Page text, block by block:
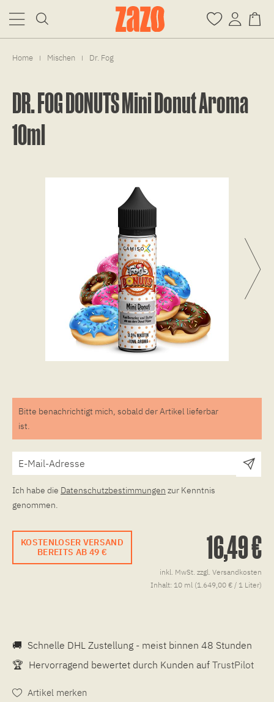
Home | Mischen | Dr. Fog
DR. FOG DONUTS Mini Donut Aroma
10ml
Bitte benachrichtigt mich, sobald der Artikel lieferbar
ist.
Ich habe die Datenschutzbestimmungen zur Kenntnis
genommen.
KOSTENLOSER VERSAND
BEREITS AB 49 €
16,49 €
inkl. MwSt. zzgl. Versandkosten
Inhalt: 10 ml (1.649,00 € / 1 Liter)
🚚 Schnelle DHL Zustellung - meist binnen 48 Stunden
🏆 Hervorragend bewertet durch Kunden auf TrustPilot
Artikel merken